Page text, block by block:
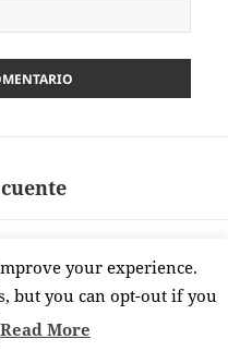
your experience.
but you can opt-out if you
Read More